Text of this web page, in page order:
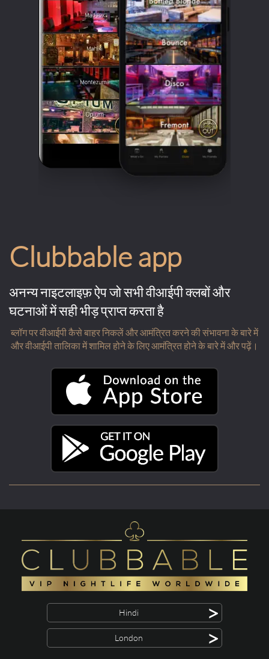
Clubbable app
अनन्य नाइटलाइफ़ ऐप जो सभी वीआईपी क्लबों और
घटनाओं में सही भीड़ प्राप्त करता है
ब्लॉग पर वीआईपी कैसे बाहर निकलें और आमंत्रित करने की संभावना के बारे में
और वीआईपी तालिका में शामिल होने के लिए आमंत्रित होने के बारे में और पढ़ें।
Hindi >
London >